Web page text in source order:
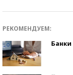
РЕКОМЕНДУЕМ: